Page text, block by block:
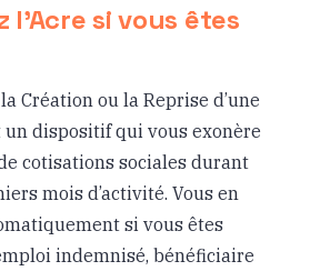
l’Acre si vous êtes
Création ou la Reprise d’une
dispositif qui vous exonère
cotisations sociales durant
mois d’activité. Vous en
si vous êtes
indemnisé, bénéficiaire